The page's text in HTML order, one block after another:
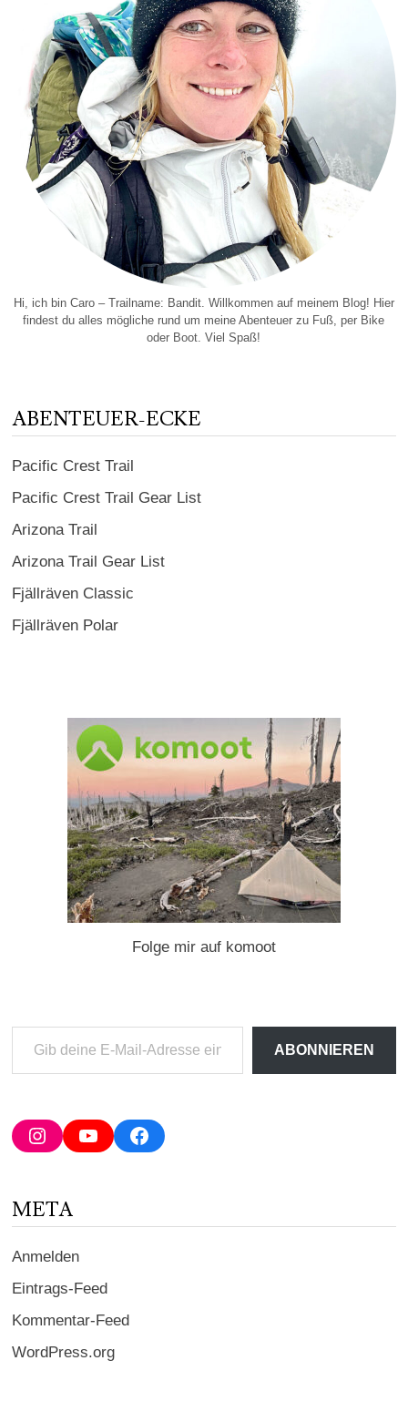
Hi, ich bin Caro – Trailname: Bandit. Willkommen auf meinem Blog! Hier
findest du alles mögliche rund um meine Abenteuer zu Fuß, per Bike
oder Boot. Viel Spaß!
ABENTEUER-ECKE
Pacific Crest Trail
Pacific Crest Trail Gear List
Arizona Trail
Arizona Trail Gear List
Fjällräven Classic
Fjällräven Polar
Folge mir auf komoot
deine
Adresse
ein ...
ABONNIEREN
InstagramYouTubeFacebook
META
Anmelden
Eintrags-Feed
Kommentar-Feed
WordPress.org